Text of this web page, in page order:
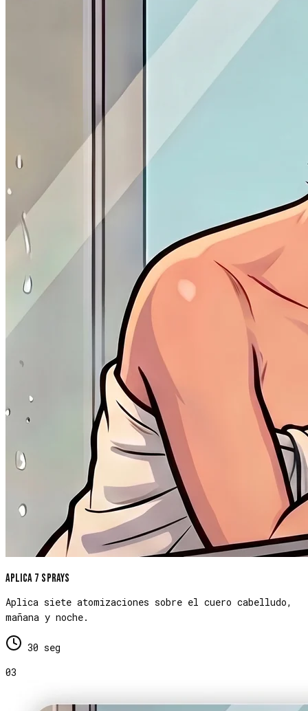
Aplica 7 sprays
Aplica siete atomizaciones sobre el cuero cabelludo,
mañana y noche.
30 seg
03